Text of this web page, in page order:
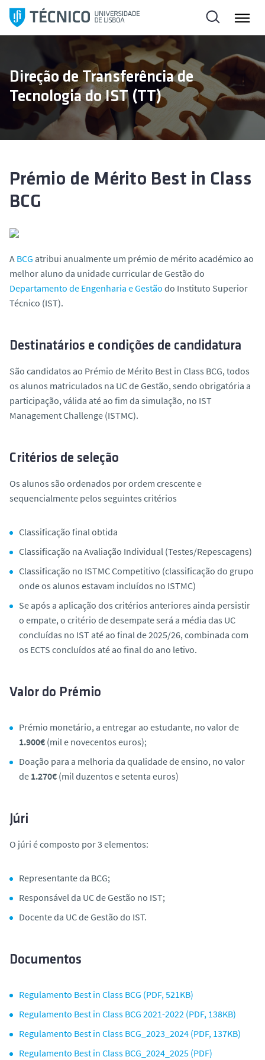
l
a
Direção de Transferência de
Tecnologia do IST (TT)
Prémio de Mérito Best in Class
BCG
A BCG atribui anualmente um prémio de mérito académico ao
melhor aluno da unidade curricular de Gestão do
Departamento de Engenharia e Gestão do Instituto Superior
Técnico (IST).
Destinatários e condições de candidatura
São candidatos ao Prémio de Mérito Best in Class BCG, todos
os alunos matriculados na UC de Gestão, sendo obrigatória a
participação, válida até ao fim da simulação, no IST
Management Challenge (ISTMC).
Critérios de seleção
Os alunos são ordenados por ordem crescente e
sequencialmente pelos seguintes critérios
Classificação final obtida
Classificação na Avaliação Individual (Testes/Repescagens)
Classificação no ISTMC Competitivo (classificação do grupo
onde os alunos estavam incluídos no ISTMC)
Se após a aplicação dos critérios anteriores ainda persistir
o empate, o critério de desempate será a média das UC
concluídas no IST até ao final de 2025/26, combinada com
os ECTS concluídos até ao final do ano letivo.
Valor do Prémio
Prémio monetário, a entregar ao estudante, no valor de
1.900€ (mil e novecentos euros);
Doação para a melhoria da qualidade de ensino, no valor
de 1.270€ (mil duzentos e setenta euros)
Júri
O júri é composto por 3 elementos:
Representante da BCG;
Responsável da UC de Gestão no IST;
Docente da UC de Gestão do IST.
Documentos
Regulamento Best in Class BCG (PDF, 521KB)
Regulamento Best in Class BCG 2021-2022 (PDF, 138KB)
Regulamento Best in Class BCG_2023_2024 (PDF, 137KB)
Regulamento Best in Class BCG_2024_2025 (PDF)